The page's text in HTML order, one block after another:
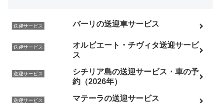
送迎サービス バーリの送迎車サービス
送迎サービス
オルビエート・チヴィタ送迎サービ
ス
送迎サービス
シチリア島の送迎サービス・車の予
約（2026年）
送迎サービス マテーラの送迎サービス